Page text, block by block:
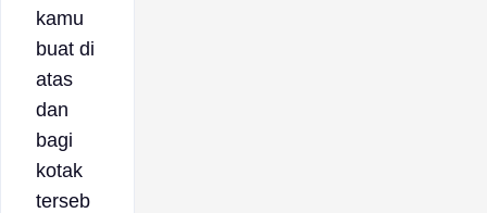
kamu
buat di
atas
dan
bagi
kotak
terseb